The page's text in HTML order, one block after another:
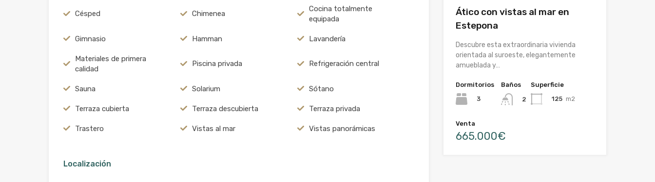
Césped Chimenea
Cocina totalmente
equipada
Gimnasio Hamman Lavandería
Materiales de primera
calidad
Piscina privada Refrigeración central
Sauna Solarium Sótano
Terraza cubierta Terraza descubierta Terraza privada
Trastero Vistas al mar Vistas panorámicas
Localización
Ático con vistas al mar en
Estepona
Descubre esta extraordinaria vivienda
orientada al suroeste, elegantemente
amueblada y…
Dormitorios
3
Baños
2
Superficie
125 m2
Venta
665.000€